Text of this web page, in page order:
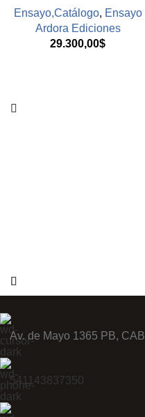
Ensayo,Catálogo, Ensayo
Ardora Ediciones
29.300,00$
Av. de Mayo 1365 PB,
541143837350